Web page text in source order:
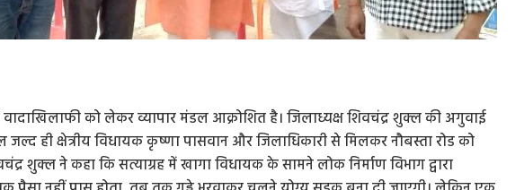
को लेकर व्यापार मंडल आक्रोशित है। जिलाध्यक्ष शिवचंद्र शुक्ल की अगुवाई
जल्द ही क्षेत्रीय विधायक कृष्णा पासवान और जिलाधिकारी से मिलकर नौबस्ता रोड को
शुक्ल ने कहा कि सत्याग्रह में खागा विधायक के सामने लोक निर्माण विभाग द्वारा